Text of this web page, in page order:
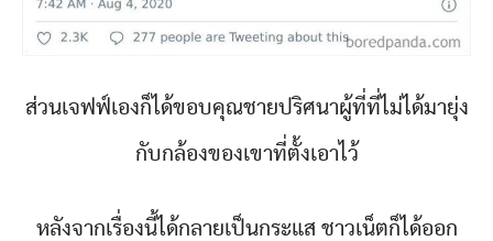
ส่วนเจฟฟ์เองก็ได้ขอบคุณชายปริศนาผู้ที่ที่ไม่ได้มายุ่ง
กับกล้องของเขาที่ตั้งเอาไว้
หลังจากเรื่องนี้ได้กลายเป็นกระแส ชาวเน็ตก็ได้ออก